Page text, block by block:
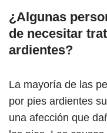
¿Algunas
de necesitar
ardientes?
La mayoría de las
por pies ardientes
una afección que